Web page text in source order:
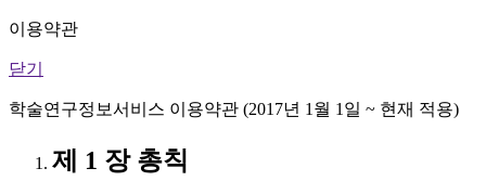
이용약관
닫기
학술연구정보서비스 이용약관 (2017년 1월 1일 ~ 현재 적용)
제 1 장 총칙